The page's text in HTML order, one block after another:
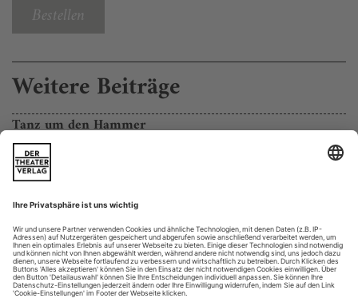
Bestellen
Weitere Beiträge
Tanz um den Hammer
Die Münchner Theater im Corona-Lockdown – ein Rundgang durch
geschlossene Bühnen und verschobene Ereignisse
Eigentlich läuft das Theater gerade in Zeiten der Krise zur
Höchstform auf. Als Ort subversiver Gemeinschaft und
kollektiver Selbstvergewisserung, zum Mut fassen und Kraft
schöpfen und um mitten in einer unübersichtlichen
gesellschaftspolitischen Situation den Blick für besondere
Standpunkte zu öffnen und die Gedanken zu schärfen. All das